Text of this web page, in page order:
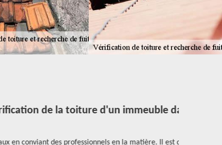
de la toiture d'un immeuble dans
conviant des professionnels en la matière. Il est donc